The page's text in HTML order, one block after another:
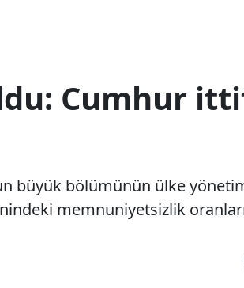
Cumhur
büyük bölümünün ülke
memnuniyetsizlik